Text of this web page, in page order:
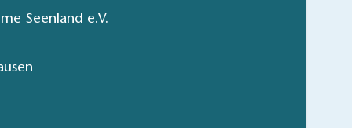
Seenland e.V.